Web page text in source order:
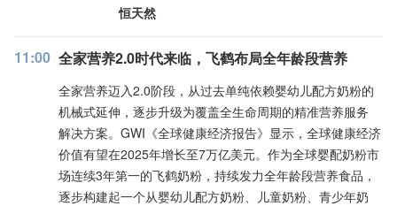
恒天然
11:00 全家营养2.0时代来临，飞鹤布局全年龄段营养
全家营养迈入2.0阶段，从过去单纯依赖婴幼儿配方奶粉的
机械式延伸，逐步升级为覆盖全生命周期的精准营养服务
解决方案。GWI《全球健康经济报告》显示，全球健康经济
价值有望在2025年增长至7万亿美元。作为全球婴配奶粉市
场连续3年第一的飞鹤奶粉，持续发力全年龄段营养食品，
逐步构建起一个从婴幼儿配方奶粉、儿童奶粉、青少年奶